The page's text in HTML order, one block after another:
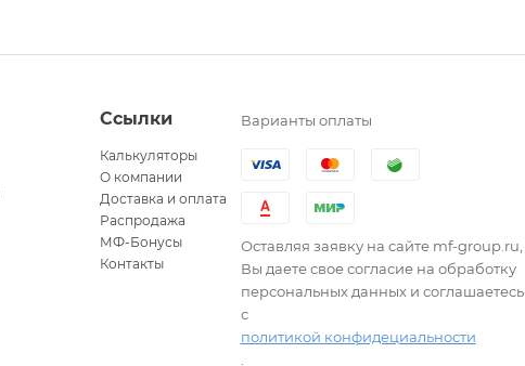
Ссылки
Калькуляторы
О компании
Доставка и оплата
Распродажа
МФ-Бонусы
Контакты
Варианты оплаты
Оставляя заявку на сайте mf-group.ru,
Вы даете свое согласие на обработку
персональных данных и соглашаетесь
с
политикой конфидециальности